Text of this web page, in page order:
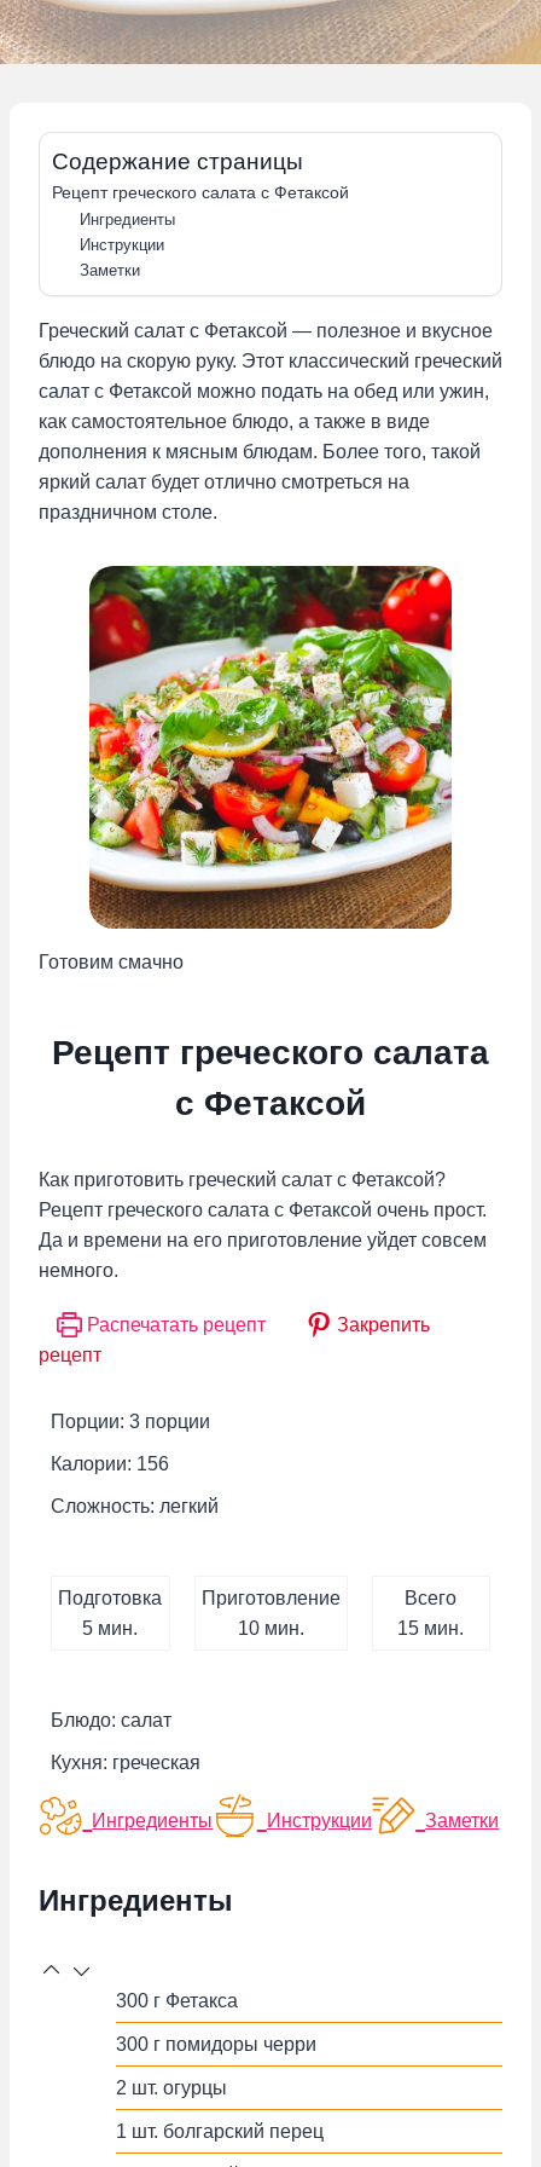
Содержание страницы
Рецепт греческого салата с Фетаксой
Ингредиенты
Инструкции
Заметки
Греческий салат с Фетаксой — полезное и вкусное
блюдо на скорую руку. Этот классический греческий
салат с Фетаксой можно подать на обед или ужин,
как самостоятельное блюдо, а также в виде
дополнения к мясным блюдам. Более того, такой
яркий салат будет отлично смотреться на
праздничном столе.
Готовим смачно
Рецепт греческого салата
с Фетаксой
Как приготовить греческий салат с Фетаксой?
Рецепт греческого салата с Фетаксой очень прост.
Да и времени на его приготовление уйдет совсем
немного.
Распечатать рецепт
Закрепить
рецепт
Порции: 3 порции
Калории: 156
Сложность: легкий
Подготовка
5минут
мин.
Приготовление
10минут
мин.
Всего
15минут
мин.
Блюдо: салат
Кухня: греческая
Ингредиенты Инструкции Заметки
Ингредиенты
300 г Фетакса
300 г помидоры черри
2 шт. огурцы
1 шт. болгарский перец